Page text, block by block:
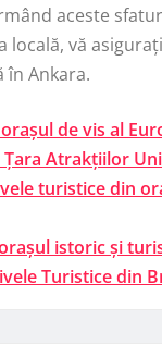
aceste
locală, vă
Ankara.
de vis al
Țara Atrakțiilor
turistice din
istoric și
Turistice din